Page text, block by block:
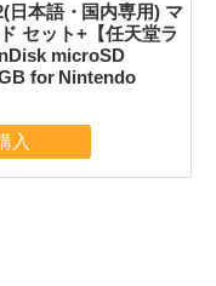
本語・国内専用) マ
セット+【任天堂ラ
microSD
for Nintendo